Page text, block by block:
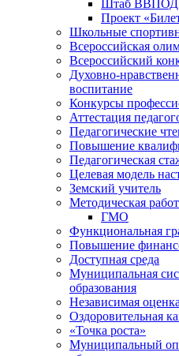
Штаб ВВПОД
Проект
Школьные
Всероссийская
Всероссийский
Духовно-
воспитание
Конкурсы
Аттестация
Педагогические
Повышение
Педагогическая
Целевая модель
Земский учитель
Методическая
ГМО
Функциональная
Повышение
Доступная среда
Муниципальная
образования
Независимая
Оздоровительная
«Точка роста»
Муниципальный